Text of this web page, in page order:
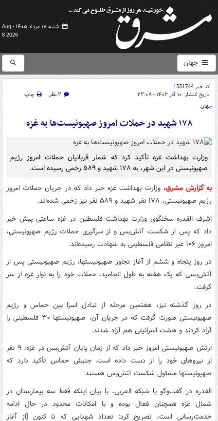
شنبه ۱۷ مرداد ۱۴۰۵ -
Aug
8 2026
جهان
کد خبر1551744
تاریخ انتشار: ۱۰ آذر ۱۴۰۲ - ۲۲:۰۸ ۲ نظر
چاپ
جهان
۱۷۸ شهید در حملات امروز صهیونیست‌ها به غزه
وزارت بهداشت غزه تأکید کرد که شمار قربانیان حملات امروز رژیم
صهیونیستی در این شهر، به ۱۷۸ شهید و ۵۸۹ زخمی رسیده است.
به گزارش مشرق، وزارت بهداشت غزه خبر داد که در جریان حملات امروز
رژیم صهیونیستی، ۱۷۸ نفر شهید و ۵۸۹ نفر نیز زخمی شده‌اند.
اشرف القدره سخنگوی وزارت بهداشت فلسطین در غزه ساعتی پیش خبر
داد که پس از شکست آتش‌بس و از سرگیری حملات رژیم صهیونیستی،
امروز ۱۰۶ غیر نظامی فلسطینی به شهادت رسیده‌اند.
در روز پنجاه و ششم از آغاز تجاوز صهیونیستها، رژیم صهیونیستی پس از
آتش‌بسی که یک هفته به طول انجامید، حملات خود را به نوار غزه از سر
گرفت.
در روز گذشته نیز، هفتمین مرحله از تبادل اسرا بین حماس و رژیم
صهیونیستی صورت گرفت که در جریان آن، صهیونیستها ۳۰ فلسطینی را
آزاد کردند و هشت اسرائیلی هم آزاد شدند.
ارتش صهیونیستی امروز خبر داد که از زمان پایان آتش‌بس در غزه، ۹ نفر
از نیروهای خود را از دست داده است. جنبش حماس تأکید دارد که
صهیونیستها مسئول شکست آتش‌بس هستند
القدره در گفت‌وگو با شبکه العربی، با بیان اینکه فقط سه بیمارستان در
شمال غزه همچنان فعال بوده و با امکانات محدود در حال ادامه
خدمت‌رسانی است، تصریح کرد: تعداد شهدایی که تا کنون [از آغاز